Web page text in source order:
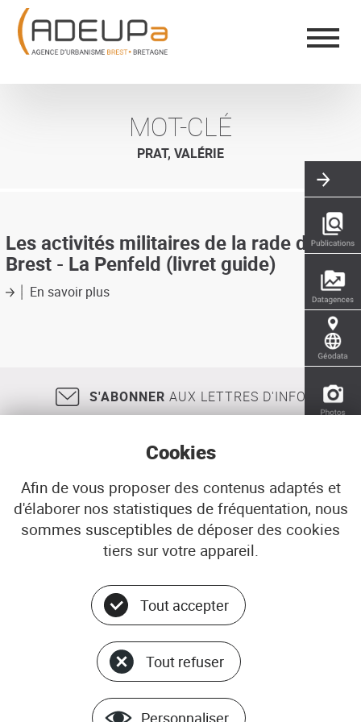
Aller
contenu
principal
MOT-CLÉ
PRAT, VALÉRIE
Les activités militaires de la rade de
Brest - La Penfeld (livret guide)
En savoir plussur
rade
de
Brest
(livret
guide)
S'ABONNER AUX LETTRES D'INFO
18, rue Jean Jaurès 29200 BREST
02 98 33 51 71
CONTACT
© ADEUPa
PLAN DU SITE
DONNÉES PERSONNELLES
GÉRER LES COOKIES
MENTIONS LÉGALES
Panneau de gestion des cookies
Cookies
Afin de vous proposer des contenus adaptés et
d'élaborer nos statistiques de fréquentation, nous
sommes susceptibles de déposer des cookies
tiers sur votre appareil.
Tout accepter
Tout refuser
Personnaliser